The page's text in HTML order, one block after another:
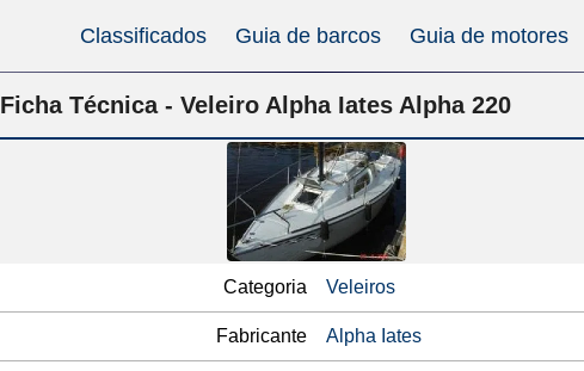
Classificados Guia de barcos Guia de motores
Ficha Técnica - Veleiro Alpha Iates Alpha 220
Categoria Veleiros
Fabricante Alpha Iates